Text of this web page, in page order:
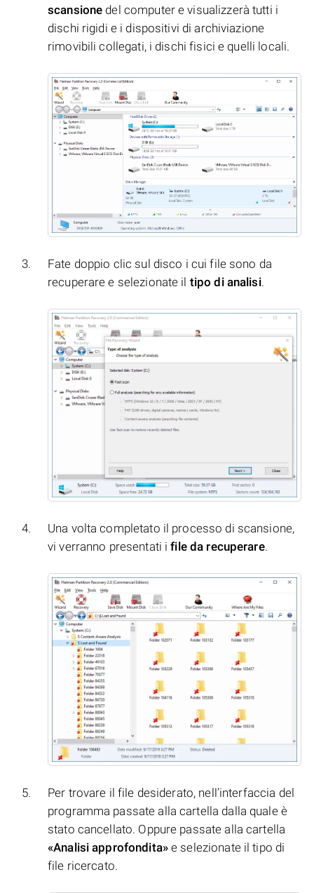
scansione del computer e visualizzerà tutti i
dischi rigidi e i dispositivi di archiviazione
rimovibili collegati, i dischi fisici e quelli locali.
Fate doppio clic sul disco i cui file sono da
recuperare e selezionate il tipo di analisi.
Una volta completato il processo di scansione,
vi verranno presentati ifile da recuperare.
Per trovare il file desiderato, nell’interfaccia del
programma passate alla cartella dalla quale è
stato cancellato. Oppure passate alla cartella
«Analisi approfondita»e selezionate il tipo di
file ricercato.